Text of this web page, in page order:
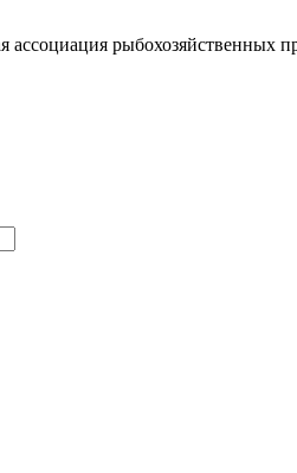
ассоциация рыбохозяйственных